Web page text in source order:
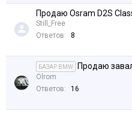
Продаю Osram D2S
Still_Free
Ответов:
8
БАЗАР BMW Продаю
Olrom
Ответов:
16